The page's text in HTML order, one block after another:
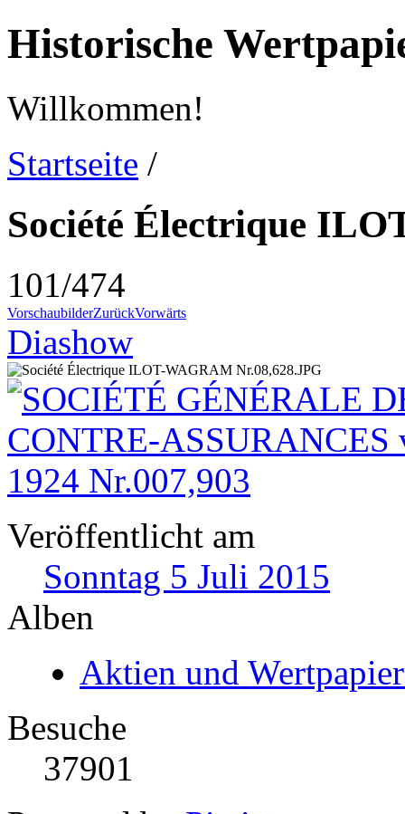
Historische
Willkommen!
Startseite /
Société Électrique
101/474
VorschaubilderZurückVorwärts
Diashow
Veröffentlicht am
Sonntag 5 Juli 2015
Alben
Aktien und
Besuche
37901